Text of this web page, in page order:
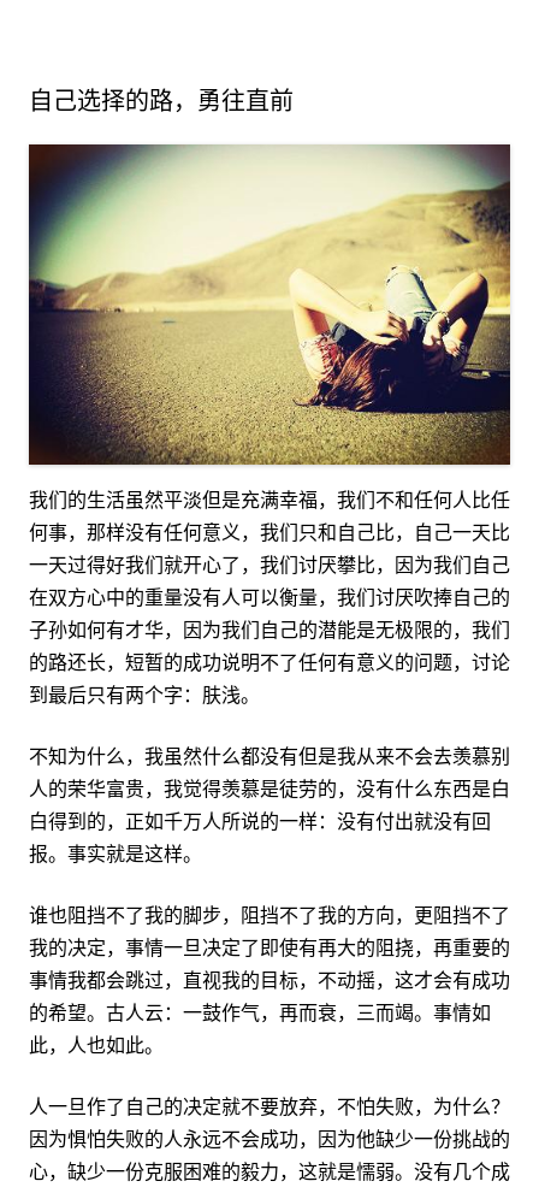
自己选择的路，勇往直前
我们的生活虽然平淡但是充满幸福，我们不和任何人比任
何事，那样没有任何意义，我们只和自己比，自己一天比
一天过得好我们就开心了，我们讨厌攀比，因为我们自己
在双方心中的重量没有人可以衡量，我们讨厌吹捧自己的
子孙如何有才华，因为我们自己的潜能是无极限的，我们
的路还长，短暂的成功说明不了任何有意义的问题，讨论
到最后只有两个字：肤浅。
不知为什么，我虽然什么都没有但是我从来不会去羡慕别
人的荣华富贵，我觉得羡慕是徒劳的，没有什么东西是白
白得到的，正如千万人所说的一样：没有付出就没有回
报。事实就是这样。
谁也阻挡不了我的脚步，阻挡不了我的方向，更阻挡不了
我的决定，事情一旦决定了即使有再大的阻挠，再重要的
事情我都会跳过，直视我的目标，不动摇，这才会有成功
的希望。古人云：一鼓作气，再而衰，三而竭。事情如
此，人也如此。
人一旦作了自己的决定就不要放弃，不怕失败，为什么？
因为惧怕失败的人永远不会成功，因为他缺少一份挑战的
心，缺少一份克服困难的毅力，这就是懦弱。没有几个成